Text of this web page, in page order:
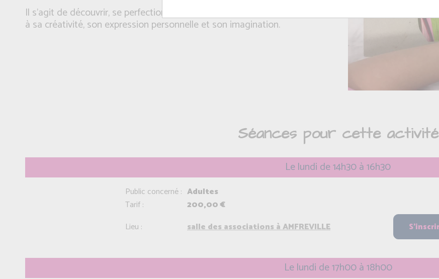
Il s’agit de découvrir, se perfectionner, et surtout laisser une grande place
à sa créativité, son expression personnelle et son imagination.
Séances pour cette activité
Le lundi de 14h30 à 16h30
Public concerné : Adultes
Tarif :
200,00 €
Lieu :
salle des associations à AMFREVILLE
Le lundi de 17h00 à 18h00